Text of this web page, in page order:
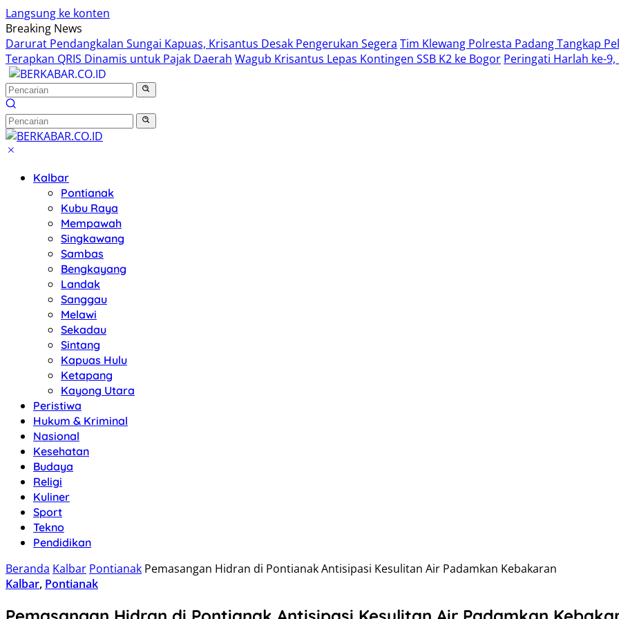
Langsung ke konten
Breaking News
Darurat Pendangkalan Sungai Kapuas, Krisantus Desak Pengerukan Segera Tim Klewang Polresta Padang Tangkap
Terapkan QRIS Dinamis untuk Pajak Daerah Wagub Krisantus Lepas Kontingen SSB K2 ke Bogor Peringati Harlah ke-
Kalbar
Pontianak
Kubu Raya
Mempawah
Singkawang
Sambas
Bengkayang
Landak
Sanggau
Melawi
Sekadau
Sintang
Kapuas Hulu
Ketapang
Kayong Utara
Peristiwa
Hukum & Kriminal
Nasional
Kesehatan
Budaya
Religi
Kuliner
Sport
Tekno
Pendidikan
Beranda Kalbar Pontianak Pemasangan Hidran di Pontianak Antisipasi Kesulitan Air Padamkan Kebakaran
Kalbar, Pontianak